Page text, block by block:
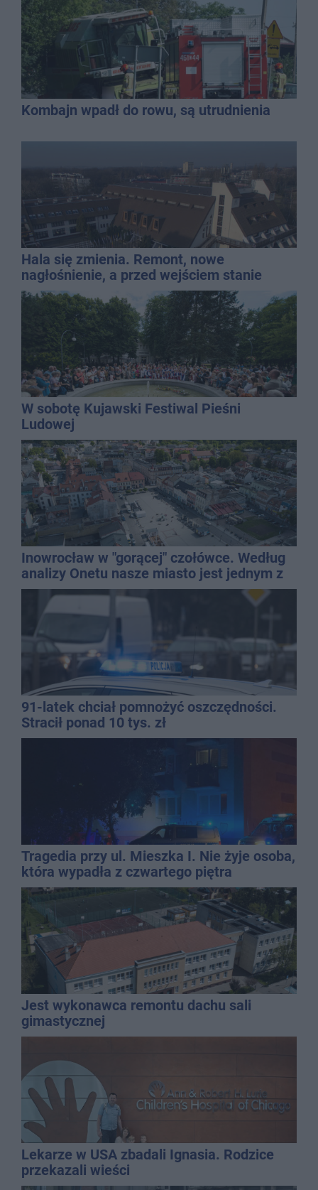
Kombajn wpadł do rowu, są utrudnienia
Hala się zmienia. Remont, nowe
nagłośnienie, a przed wejściem stanie
QEMETICA ARENA
W sobotę Kujawski Festiwal Pieśni
Ludowej
Inowrocław w "gorącej" czołówce. Według
analizy Onetu nasze miasto jest jednym z
najbardziej narażonych na upały
91-latek chciał pomnożyć oszczędności.
Stracił ponad 10 tys. zł
Tragedia przy ul. Mieszka I. Nie żyje osoba,
która wypadła z czwartego piętra
Jest wykonawca remontu dachu sali
gimastycznej
Lekarze w USA zbadali Ignasia. Rodzice
przekazali wieści